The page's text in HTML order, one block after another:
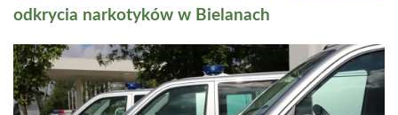
odkrycia narkotyków w Bielanach